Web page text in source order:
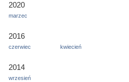
2020
marzec
2016
czerwiec kwiecień
2014
wrzesień